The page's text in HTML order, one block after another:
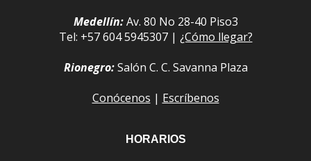
Medellín:Av. 80 No 28-40 Piso3
Tel: +57 604 5945307 | ¿Cómo llegar?
Rionegro:Salón C. C. Savanna Plaza
Conócenos | Escríbenos
HORARIOS